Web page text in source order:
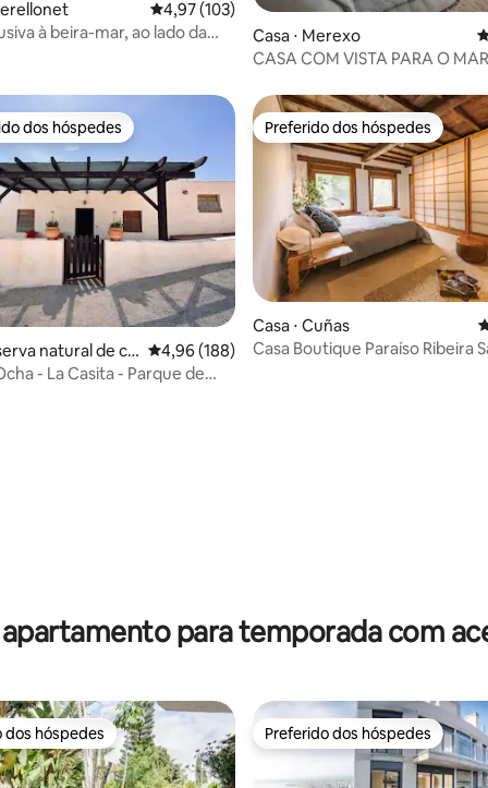
de 5, 167 avaliações4,97 de uma avaliação média de 5, 103
4,97 (103)
à beira-mar, ao lado da
Casa ⋅ Merexo
CASA COM VISTA PARA O MAR
de 5, 268 avaliações
preferidos dos hóspedes
dos hóspedes
natural de cal
Belones , Cart
4,96 de uma avaliação média de 5, 188
4,96 (188)
- La Casita - Parque de
Preferido dos hóspedes
Preferido dos hóspedes
Casa ⋅ Cuñas
Casa Boutique Paraíso Ribeira
para temporada com
dos hóspedes
dos hóspedes Preferido dos hóspedes
Preferido dos hóspedes